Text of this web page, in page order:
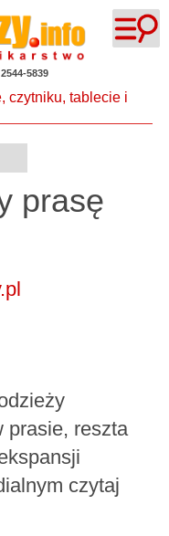
5839
prasę
prasie, reszta
czytaj